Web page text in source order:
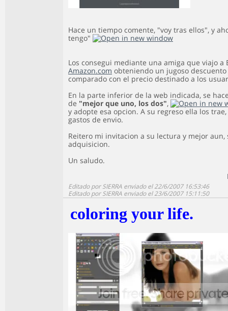
Hace un tiempo comente, "voy tras ellos", y
tengo"
Los consegui mediante una amiga que viajo a
Amazon.com obteniendo un jugoso
comparado con el precio destinado a los
En la parte inferior de la web indicada, se
de "mejor que uno, los dos",
y adopte esa opcion. A su regreso ella los
gastos de envio.
Reitero mi invitacion a su lectura y mejor aun,
adquisicion.
Un saludo.
Editado por SIERRA enviado el 22/6/2007 16:53:46
Editado por SIERRA enviado el 23/6/2007 15:11:50
coloring your life.